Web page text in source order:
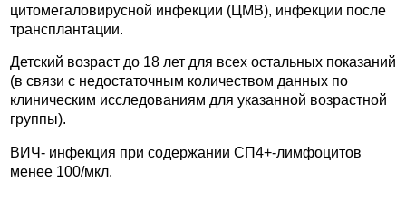
цитомегаловирусной инфекции (ЦМВ), инфекции после
трансплантации.
Детский возраст до 18 лет для всех остальных показаний
(в связи с недостаточным количеством данных по
клиническим исследованиям для указанной возрастной
группы).
ВИЧ- инфекция при содержании СП4+-лимфоцитов
менее 100/мкл.